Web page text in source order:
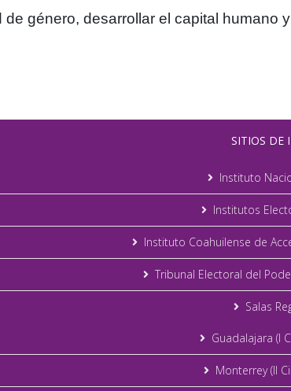
de género, desarrollar el capital humano
SITIOS DE
Instituto
Institutos
Instituto Coahuilense de
Tribunal Electoral del
Salas
Guadalajara (I
Monterrey (II